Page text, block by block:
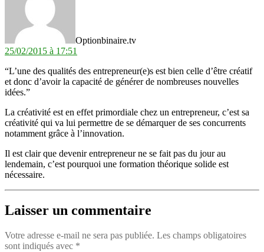
Optionbinaire.tv
25/02/2015 à 17:51
“L’une des qualités des entrepreneur(e)s est bien celle d’être créatif
et donc d’avoir la capacité de générer de nombreuses nouvelles
idées.”
La créativité est en effet primordiale chez un entrepreneur, c’est sa
créativité qui va lui permettre de se démarquer de ses concurrents
notamment grâce à l’innovation.
Il est clair que devenir entrepreneur ne se fait pas du jour au
lendemain, c’est pourquoi une formation théorique solide est
nécessaire.
Laisser un commentaire
Votre adresse e-mail ne sera pas publiée. Les champs obligatoires
sont indiqués avec *